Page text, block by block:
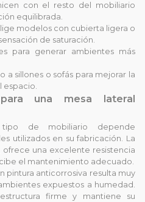
con el resto del mobiliario
equilibrada.
modelos con cubierta ligera o
de saturación.
para generar ambientes más
a sillones o sofás para mejorar la
espacio.
una mesa lateral
de mobiliario depende
utilizados en su fabricación. La
una excelente resistencia
el mantenimiento adecuado.
pintura anticorrosiva resulta muy
expuestos a humedad.
firme y mantiene su